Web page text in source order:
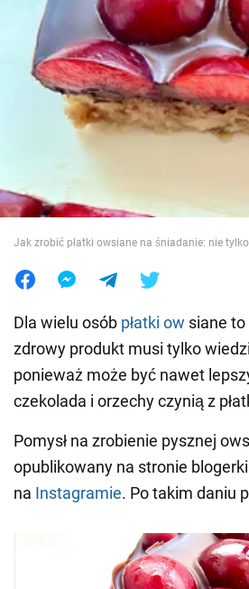
Polityka
Społeczeństwo
Wojna na Ukrainie
Świat
Jedzenie
Jak zrobić płatki owsiane na śniadanie: nie
Dla wielu osób płatki ow siane
zdrowy produkt musi tylko
ponieważ może być nawet
czekolada i orzechy czynią z
Pomysł na zrobienie pysznej
opublikowany na stronie
na Instagramie. Po takim daniu